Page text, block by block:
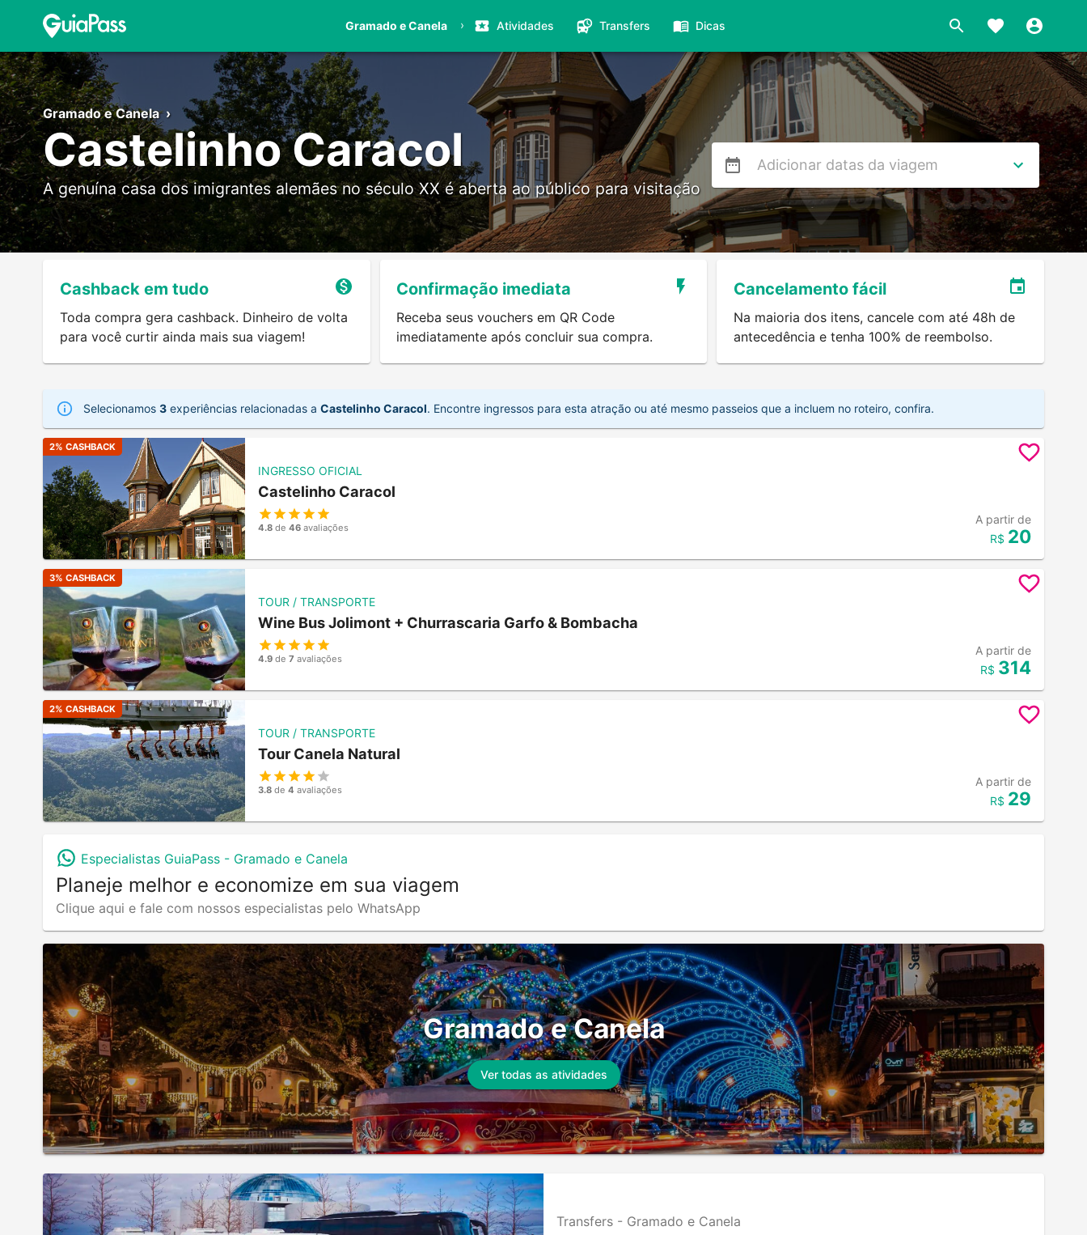
Gramado e Canela › Atividades Transfers Dicas
Gramado e Canela ›
Castelinho Caracol
A genuína casa dos imigrantes alemães no século XX é aberta ao público para visitação
Cashback em tudo
Toda compra gera cashback. Dinheiro de volta
para você curtir ainda mais sua viagem!
Confirmação imediata
Receba seus vouchers em QR Code
imediatamente após concluir sua compra.
Cancelamento fácil
Na maioria dos itens, cancele com até 48h de
antecedência e tenha 100% de reembolso.
Selecionamos 3 experiências relacionadas a Castelinho Caracol. Encontre ingressos para esta atração ou até mesmo passeios que a incluem no roteiro, confira.
2% CASHBACK
INGRESSO OFICIAL
Castelinho Caracol
4.8 de 46 avaliações
A partir de
R$ 20
3% CASHBACK
TOUR / TRANSPORTE
Wine Bus Jolimont + Churrascaria Garfo & Bombacha
4.9 de 7 avaliações
A partir de
R$ 314
2% CASHBACK
TOUR / TRANSPORTE
Tour Canela Natural
3.8 de 4 avaliações
A partir de
R$ 29
Especialistas GuiaPass - Gramado e Canela
Planeje melhor e economize em sua viagem
Clique aqui e fale com nossos especialistas pelo WhatsApp
Gramado e Canela
Ver todas as atividades
Transfers - Gramado e Canela